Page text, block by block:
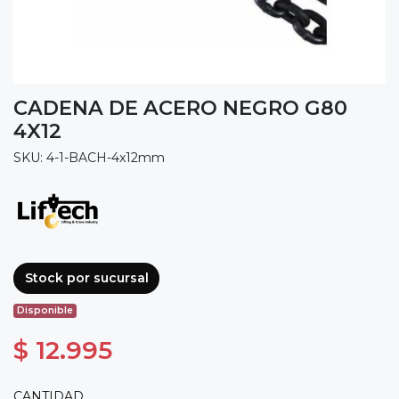
CADENA DE ACERO NEGRO G80
4X12
SKU: 4-1-BACH-4x12mm
Stock por sucursal
Disponible
$ 12.995